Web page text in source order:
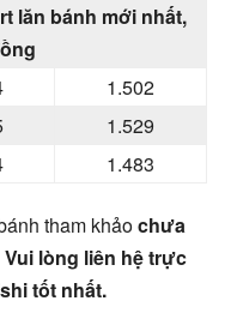
lăn bánh mới nhất,
1.502
1.529
1.483
tham khảochưa
Vui lòng liên hệ trực
tốt nhất.